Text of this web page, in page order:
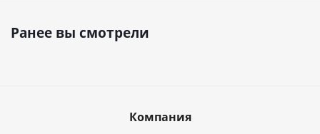
Ранее вы смотрели
Компания